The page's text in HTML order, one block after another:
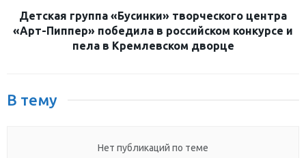
Детская группа «Бусинки» творческого центра
«Арт-Пиппер» победила в российском конкурсе и
пела в Кремлевском дворце
В тему
Нет публикаций по теме